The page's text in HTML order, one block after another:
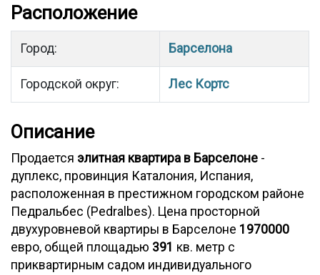
Расположение
Город: Барселона
Городской округ: Лес Кортс
Описание
Продается элитная квартира в Барселоне -
дуплекс, провинция Каталония, Испания,
расположенная в престижном городском районе
Педральбес (Pedralbes). Цена просторной
двухуровневой квартиры в Барселоне 1970000
евро, общей площадью 391 кв. метр с
приквартирным садом индивидуального